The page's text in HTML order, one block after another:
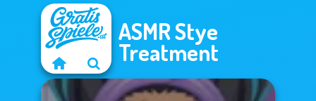
ASMR Stye
Treatment